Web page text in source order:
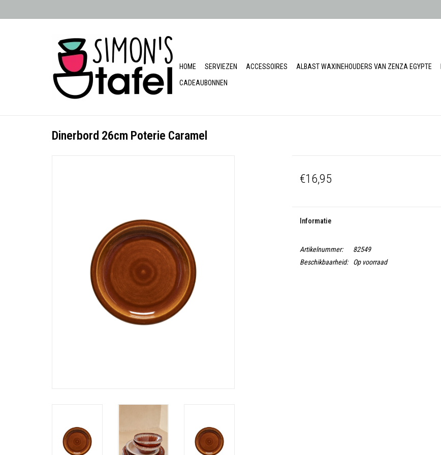
HOME SERVIEZEN ACCESSOIRES ALBAST WAXINEHOUDERS VAN ZENZA EGYPTE
CADEAUBONNEN
Dinerbord 26cm Poterie Caramel
€16,95
Informatie
Artikelnummer:
82549
Beschikbaarheid:
Op voorraad